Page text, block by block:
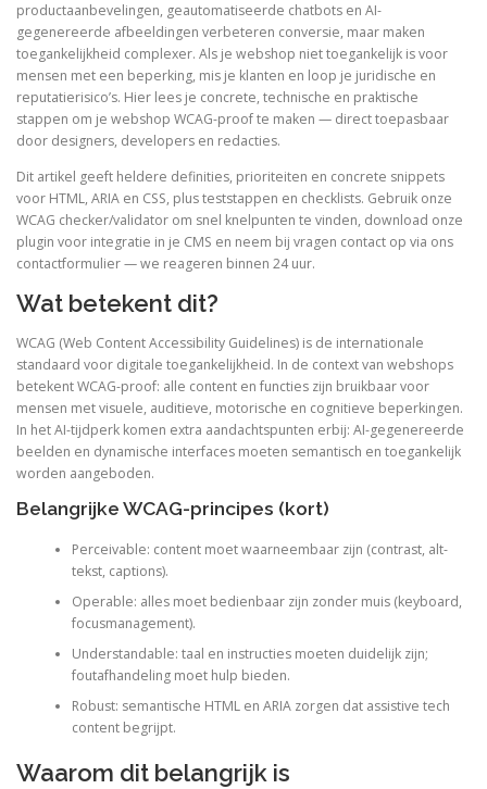
productaanbevelingen, geautomatiseerde chatbots en AI-
gegenereerde afbeeldingen verbeteren conversie, maar maken
toegankelijkheid complexer. Als je webshop niet toegankelijk is voor
mensen met een beperking, mis je klanten en loop je juridische en
reputatierisico’s. Hier lees je concrete, technische en praktische
stappen om je webshop WCAG-proof te maken — direct toepasbaar
door designers, developers en redacties.
Dit artikel geeft heldere definities, prioriteiten en concrete snippets
voor HTML, ARIA en CSS, plus teststappen en checklists. Gebruik onze
WCAG checker/validator om snel knelpunten te vinden, download onze
plugin voor integratie in je CMS en neem bij vragen contact op via ons
contactformulier — we reageren binnen 24 uur.
Wat betekent dit?
WCAG (Web Content Accessibility Guidelines) is de internationale
standaard voor digitale toegankelijkheid. In de context van webshops
betekent WCAG-proof: alle content en functies zijn bruikbaar voor
mensen met visuele, auditieve, motorische en cognitieve beperkingen.
In het AI-tijdperk komen extra aandachtspunten erbij: AI-gegenereerde
beelden en dynamische interfaces moeten semantisch en toegankelijk
worden aangeboden.
Belangrijke WCAG-principes (kort)
Perceivable: content moet waarneembaar zijn (contrast, alt-
tekst, captions).
Operable: alles moet bedienbaar zijn zonder muis (keyboard,
focusmanagement).
Understandable: taal en instructies moeten duidelijk zijn;
foutafhandeling moet hulp bieden.
Robust: semantische HTML en ARIA zorgen dat assistive tech
content begrijpt.
Waarom dit belangrijk is